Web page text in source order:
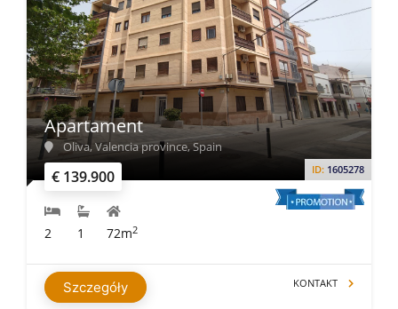
€ 139.900 ID: 1605278
Apartament
Oliva, Valencia province, Spain
2 1 72m2
Szczegóły KONTAKT